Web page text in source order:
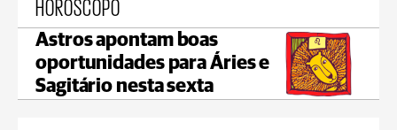
HORÓSCOPO
Astros apontam boas
oportunidades para Áries e
Sagitário nesta sexta